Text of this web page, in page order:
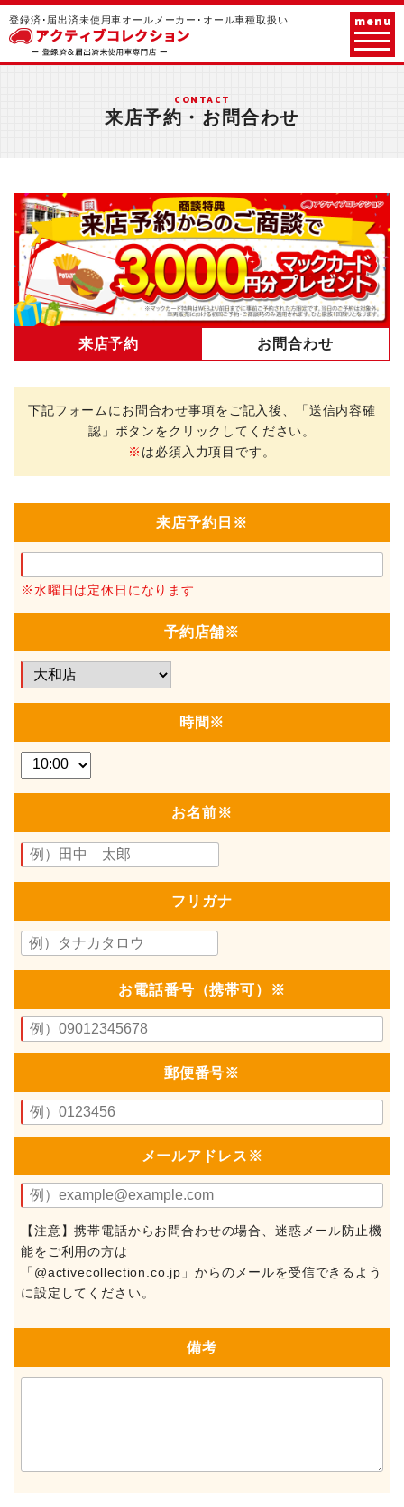
登録済･届出済未使用車オールメーカー･オール車種取扱い menu
CONTACT
来店予約・お問合わせ
来店予約 お問合わせ
下記フォームにお問合わせ事項をご記入後、「送信内容確
認」ボタンをクリックしてください。
※ は必須入力項目です。
来店予約日 ※
※水曜日は定休日になります
予約店舗※
時間 ※
お名前※
フリガナ
お電話番号（携帯可） ※
郵便番号※
メールアドレス ※
【注意】携帯電話からお問合わせの場合、迷惑メール防止機
能をご利用の方は
「@activecollection.co.jp」からのメールを受信できるよう
に設定してください。
備考